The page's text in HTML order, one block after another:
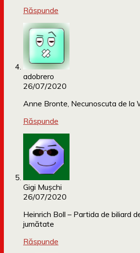
Răspunde
adobrero
26/07/2020
Anne Bronte, Necunoscuta de la
Răspunde
Gigi Mușchi
26/07/2020
Heinrich Boll – Partida de biliard
jumătate
Răspunde